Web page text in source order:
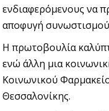
ενδιαφερόμενους να
αποφυγή
Η πρωτοβουλία
ενώ άλλη μια
Κοινωνικού
Θεσσαλονίκης.